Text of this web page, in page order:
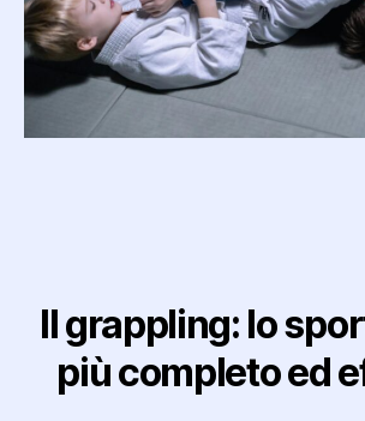
Il grappling: lo
più completo ed